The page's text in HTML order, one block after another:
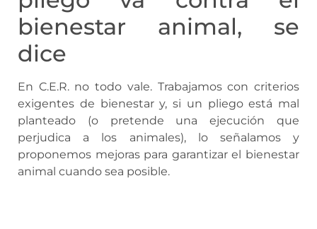
bienestar animal, se
dice
En C.E.R. no todo vale. Trabajamos con criterios
exigentes de bienestar y, si un pliego está mal
planteado (o pretende una ejecución que
perjudica a los animales), lo señalamos y
proponemos mejoras para garantizar el bienestar
animal cuando sea posible.